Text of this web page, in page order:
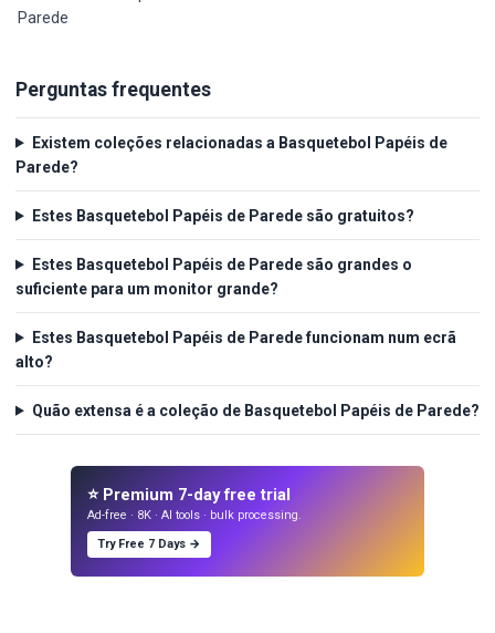
Parede
Perguntas frequentes
Existem coleções relacionadas a Basquetebol Papéis de
Parede?
Estes Basquetebol Papéis de Parede são gratuitos?
Estes Basquetebol Papéis de Parede são grandes o
suficiente para um monitor grande?
Estes Basquetebol Papéis de Parede funcionam num ecrã
alto?
Quão extensa é a coleção de Basquetebol Papéis de Parede?
⭐ Premium 7-day free trial
Ad-free · 8K · AI tools · bulk processing.
Try Free 7 Days →